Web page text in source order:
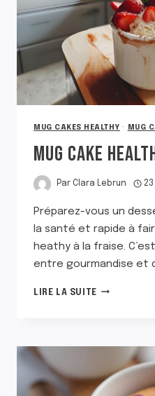
MUG CAKES HEALTHY · MUG
MUG CAKE
Par Clara Lebrun
Préparez-vous un
la santé et rapide à
heathy à la fraise.
entre gourmandise et
LIRE LA SUITEMUG
LA
FRAISE